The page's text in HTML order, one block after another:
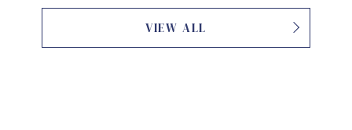
VIEW ALL